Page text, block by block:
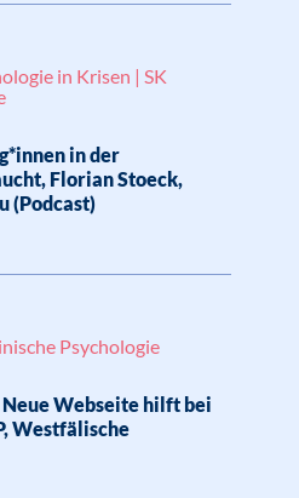
in Krisen | SK
in der
Florian Stoeck,
(Podcast)
Psychologie
Webseite hilft bei
Westfälische